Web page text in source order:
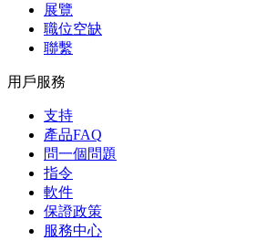
展覽
職位空缺
聯繫
用戶服務
支持
產品FAQ
問一個問題
指令
軟件
保證政策
服務中心